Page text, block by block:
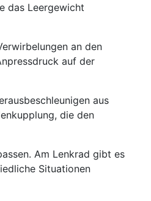
das Leergewicht
an den
auf der
aus
die den
Am Lenkrad gibt es
Situationen